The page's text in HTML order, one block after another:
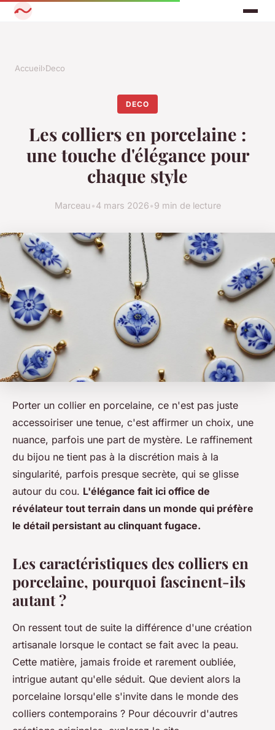
Accueil›Deco
DECO
Les colliers en porcelaine :
une touche d'élégance pour
chaque style
Marceau•4 mars 2026•9 min de lecture
Porter un collier en porcelaine, ce n'est pas juste
accessoiriser une tenue, c'est affirmer un choix, une
nuance, parfois une part de mystère. Le raffinement
du bijou ne tient pas à la discrétion mais à la
singularité, parfois presque secrète, qui se glisse
autour du cou. L'élégance fait ici office de
révélateur tout terrain dans un monde qui préfère
le détail persistant au clinquant fugace.
Les caractéristiques des colliers en
porcelaine, pourquoi fascinent-ils
autant ?
On ressent tout de suite la différence d'une création
artisanale lorsque le contact se fait avec la peau.
Cette matière, jamais froide et rarement oubliée,
intrigue autant qu'elle séduit. Que devient alors la
porcelaine lorsqu'elle s'invite dans le monde des
colliers contemporains ? Pour découvrir d'autres